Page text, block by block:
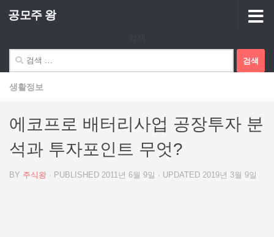
Skip to content
공모주 왕
색:
생활정보
에코프로 배터리사업 공장투자 분
석과 투자포인트 무엇?
BY 주식왕 · PUBLISHED 2011년 6월 9일 · UPDATED 2019년 3월 9일